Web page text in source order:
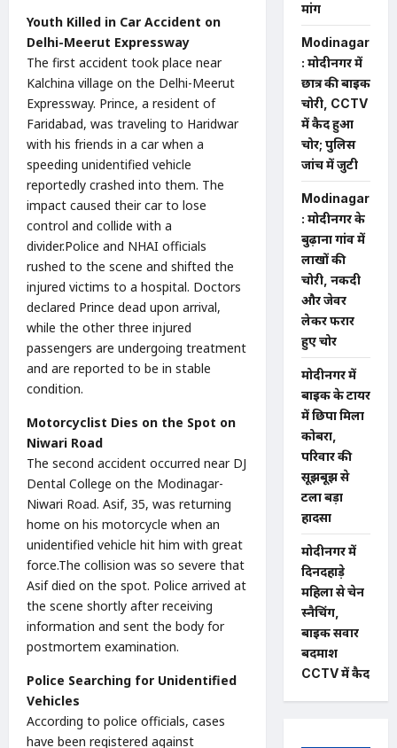
Youth Killed in Car Accident on
Delhi-Meerut Expressway
The first accident took place near
Kalchina village on the Delhi-Meerut
Expressway. Prince, a resident of
Faridabad, was traveling to Haridwar
with his friends in a car when a
speeding unidentified vehicle
reportedly crashed into them. The
impact caused their car to lose
control and collide with a
divider.Police and NHAI officials
rushed to the scene and shifted the
injured victims to a hospital. Doctors
declared Prince dead upon arrival,
while the other three injured
passengers are undergoing treatment
and are reported to be in stable
condition.
Motorcyclist Dies on the Spot on
Niwari Road
The second accident occurred near DJ
Dental College on the Modinagar-
Niwari Road. Asif, 35, was returning
home on his motorcycle when an
unidentified vehicle hit him with great
force.The collision was so severe that
Asif died on the spot. Police arrived at
the scene shortly after receiving
information and sent the body for
postmortem examination.
Police Searching for Unidentified
Vehicles
According to police officials, cases
have been registered against
मांग
Modinagar
: मोदीनगर में
छात्र की बाइक
चोरी, CCTV
में कैद हुआ
चोर; पुलिस
जांच में जुटी
Modinagar
: मोदीनगर के
बुढ़ाना गांव में
लाखों की
चोरी, नकदी
और जेवर
लेकर फरार
हुए चोर
मोदीनगर में
बाइक के टायर
में छिपा मिला
कोबरा,
परिवार की
सूझबूझ से
टला बड़ा
हादसा
मोदीनगर में
दिनदहाड़े
महिला से चेन
स्नैचिंग,
बाइक सवार
बदमाश
CCTV में कैद